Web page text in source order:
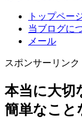
トップペー
当ブログに
メール
スポンサーリンク
本当に大切
簡単なこと